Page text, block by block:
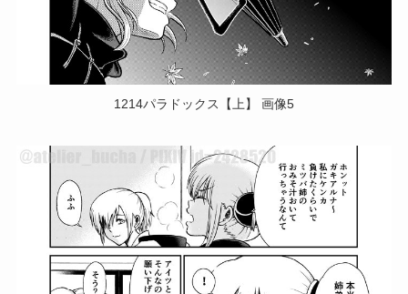
1214パラドックス【上】 画像5